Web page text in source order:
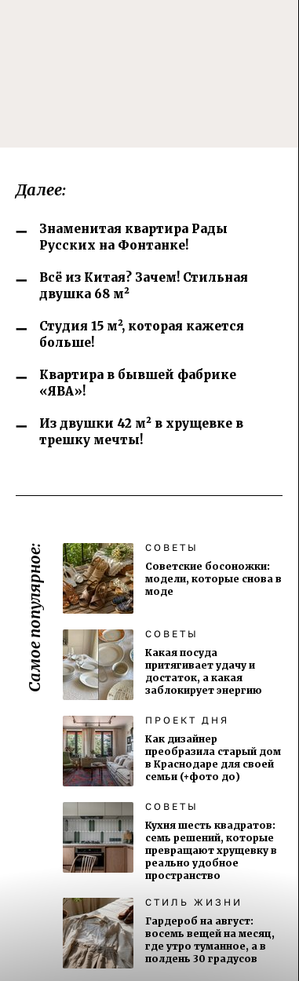
Далее:
Знаменитая квартира Рады
Русских на Фонтанке!
Всё из Китая? Зачем! Стильная
двушка 68 м²
Студия 15 м², которая кажется
больше!
Квартира в бывшей фабрике
«ЯВА»!
Из двушки 42 м² в хрущевке в
трешку мечты!
Самое популярное:
СОВЕТЫ
Советские босоножки:
модели, которые снова в
моде
СОВЕТЫ
Какая посуда
притягивает удачу и
достаток, а какая
заблокирует энергию
ПРОЕКТ ДНЯ
Как дизайнер
преобразила старый дом
в Краснодаре для своей
семьи (+фото до)
СОВЕТЫ
Кухня шесть квадратов:
семь решений, которые
превращают хрущевку в
реально удобное
пространство
СТИЛЬ ЖИЗНИ
Гардероб на август:
восемь вещей на месяц,
где утро туманное, а в
полдень 30 градусов